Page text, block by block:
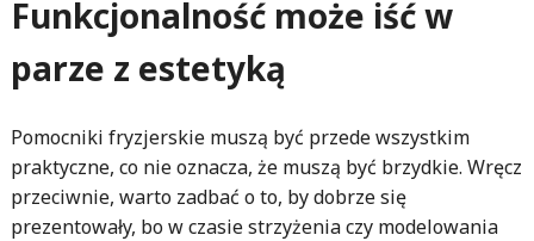
Funkcjonalność może iść w
parze z estetyką
Pomocniki fryzjerskie muszą być przede wszystkim
praktyczne, co nie oznacza, że muszą być brzydkie. Wręcz
przeciwnie, warto zadbać o to, by dobrze się
prezentowały, bo w czasie strzyżenia czy modelowania